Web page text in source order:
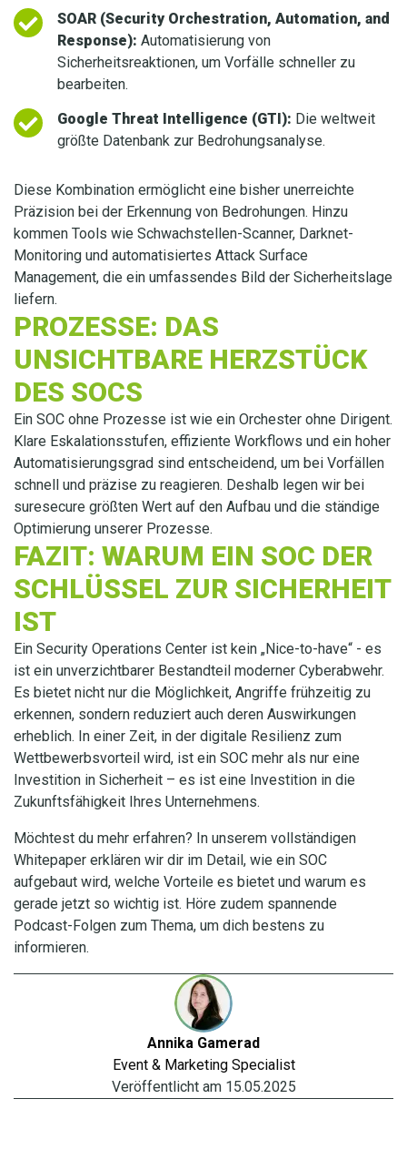
SOAR (Security Orchestration, Automation, and
Response): Automatisierung von
Sicherheitsreaktionen, um Vorfälle schneller zu
bearbeiten.
Google Threat Intelligence (GTI): Die weltweit
größte Datenbank zur Bedrohungsanalyse.
Diese Kombination ermöglicht eine bisher unerreichte
Präzision bei der Erkennung von Bedrohungen. Hinzu
kommen Tools wie Schwachstellen-Scanner, Darknet-
Monitoring und automatisiertes Attack Surface
Management, die ein umfassendes Bild der Sicherheitslage
liefern.
PROZESSE: DAS
UNSICHTBARE HERZSTÜCK
DES SOCS
Ein SOC ohne Prozesse ist wie ein Orchester ohne Dirigent.
Klare Eskalationsstufen, effiziente Workflows und ein hoher
Automatisierungsgrad sind entscheidend, um bei Vorfällen
schnell und präzise zu reagieren. Deshalb legen wir bei
suresecure größten Wert auf den Aufbau und die ständige
Optimierung unserer Prozesse.
FAZIT: WARUM EIN SOC DER
SCHLÜSSEL ZUR SICHERHEIT
IST
Ein Security Operations Center ist kein „Nice-to-have“ - es
ist ein unverzichtbarer Bestandteil moderner Cyberabwehr.
Es bietet nicht nur die Möglichkeit, Angriffe frühzeitig zu
erkennen, sondern reduziert auch deren Auswirkungen
erheblich. In einer Zeit, in der digitale Resilienz zum
Wettbewerbsvorteil wird, ist ein SOC mehr als nur eine
Investition in Sicherheit – es ist eine Investition in die
Zukunftsfähigkeit Ihres Unternehmens.
Möchtest du mehr erfahren? In unserem vollständigen
Whitepaper erklären wir dir im Detail, wie ein SOC
aufgebaut wird, welche Vorteile es bietet und warum es
gerade jetzt so wichtig ist. Höre zudem spannende
Podcast-Folgen zum Thema, um dich bestens zu
informieren.
Annika Gamerad
Event & Marketing Specialist
Veröffentlicht am 15.05.2025